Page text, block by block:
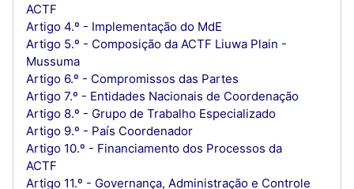
ACTF
Artigo 4.º - Implementação do MdE
Artigo 5.º - Composição da ACTF Liuwa Plain -
Mussuma
Artigo 6.º - Compromissos das Partes
Artigo 7.º - Entidades Nacionais de Coordenação
Artigo 8.º - Grupo de Trabalho Especializado
Artigo 9.º - País Coordenador
Artigo 10.º - Financiamento dos Processos da
ACTF
Artigo 11.º - Governança, Administração e Controle